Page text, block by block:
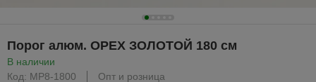
Порог алюм. ОРЕХ ЗОЛОТОЙ 180 см
В наличии
Код: МР8-1800
Опт и розница